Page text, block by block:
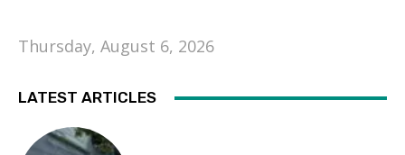
Thursday, August 6, 2026
LATEST ARTICLES